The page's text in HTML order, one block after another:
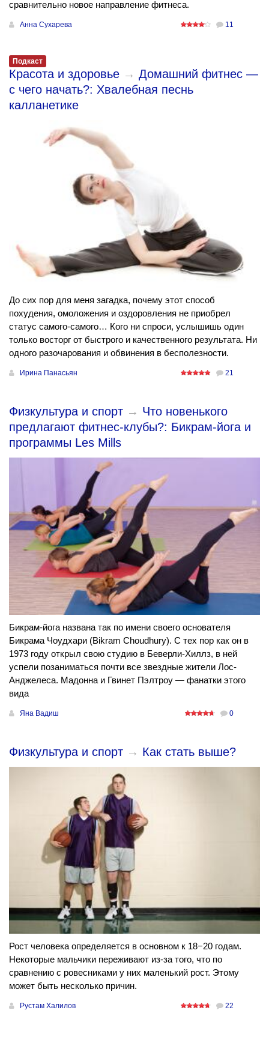
сравнительно новое направление фитнеса.
Анна Сухарева 11
Подкаст
Красота и здоровье → Домашний фитнес —
с чего начать?: Хвалебная песнь
калланетике
До сих пор для меня загадка, почему этот способ
похудения, омоложения и оздоровления не приобрел
статус самого-самого… Кого ни спроси, услышишь один
только восторг от быстрого и качественного результата. Ни
одного разочарования и обвинения в бесполезности.
Ирина Панасьян 21
Физкультура и спорт → Что новенького
предлагают фитнес-клубы?: Бикрам-йога и
программы Les Mills
Бикрам-йога названа так по имени своего основателя
Бикрама Чоудхари (Bikram Choudhury). С тех пор как он в
1973 году открыл свою студию в Беверли-Хиллз, в ней
успели позаниматься почти все звездные жители Лос-
Анджелеса. Мадонна и Гвинет Пэлтроу — фанатки этого
вида
Яна Вадиш 0
Физкультура и спорт → Как стать выше?
Рост человека определяется в основном к 18−20 годам.
Некоторые мальчики переживают из-за того, что по
сравнению с ровесниками у них маленький рост. Этому
может быть несколько причин.
Рустам Халилов 22